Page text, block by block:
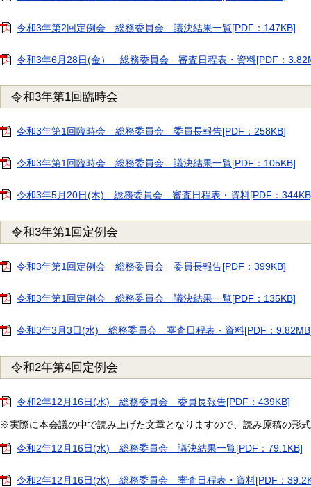
令和3年第2回定例会 総務委員会 議決結果一覧[PDF：147KB]
令和3年6月28日(金） 総務委員会 審査日程表・資料[PDF：
令和3年第1回臨時会
令和3年第1回臨時会 総務委員会 委員長報告[PDF：258KB]
令和3年第1回臨時会 総務委員会 議決結果一覧[PDF：105KB]
令和3年5月20日(木) 総務委員会 審査日程表・資料[PDF：
令和3年第1回定例会
令和3年第1回定例会 総務委員会 委員長報告[PDF：399KB]
令和3年第1回定例会 総務委員会 議決結果一覧[PDF：135KB]
令和3年3月3日(水) 総務委員会 審査日程表・資料[PDF：
令和2年第4回定例会
令和2年12月16日(水) 総務委員会 委員長報告[PDF：439KB]
※実際に本会議の中で読み上げた文章となりますので、読み原稿の形
令和2年12月16日(水) 総務委員会 議決結果一覧[PDF：79.1KB]
令和2年12月16日(水) 総務委員会 審査日程表・資料[PDF：